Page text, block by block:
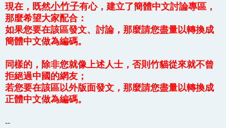
現在，既然小竹子有心，建立了簡體中文討論專區，
那麼希望大家配合：
如果您要在該區發文、討論，那麼請您盡量以轉換成
簡體中文做為編碼。
同樣的，除非您就像上述人士，否則竹貓從來就不曾
拒絕過中國的網友；
若您要在該區以外版面發文，那麼請您盡量以轉換成
正體中文做為編碼。
--